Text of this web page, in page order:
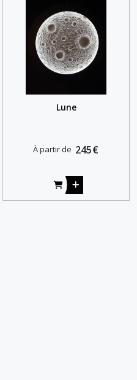
Lune
À partir de 245€